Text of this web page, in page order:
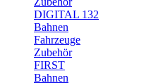
DIGITAL 132
Bahnen
Fahrzeuge
Zubehör
FIRST
Bahnen